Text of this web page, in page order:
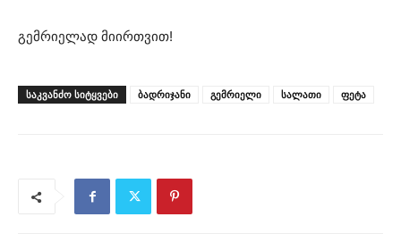
გემრიელად მიირთვით!
ᲡᲐᲙᲕᲐᲜᲫᲝ ᲡᲘᲢᲧᲕᲔᲑᲘ ბადრიჯანი გემრიელი სალათი ფეტა